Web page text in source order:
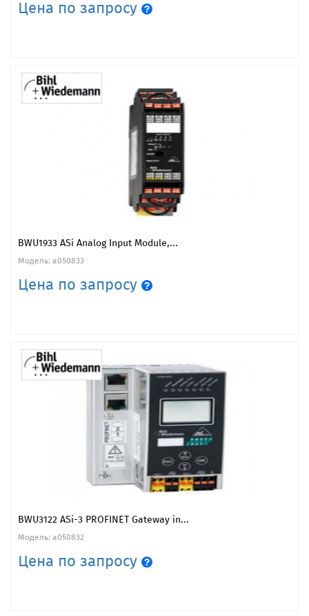
Цена по запросу
BWU1933 ASi Analog Input Module,...
Модель: a050833
Цена по запросу
BWU3122 ASi-3 PROFINET Gateway in...
Модель: a050832
Цена по запросу